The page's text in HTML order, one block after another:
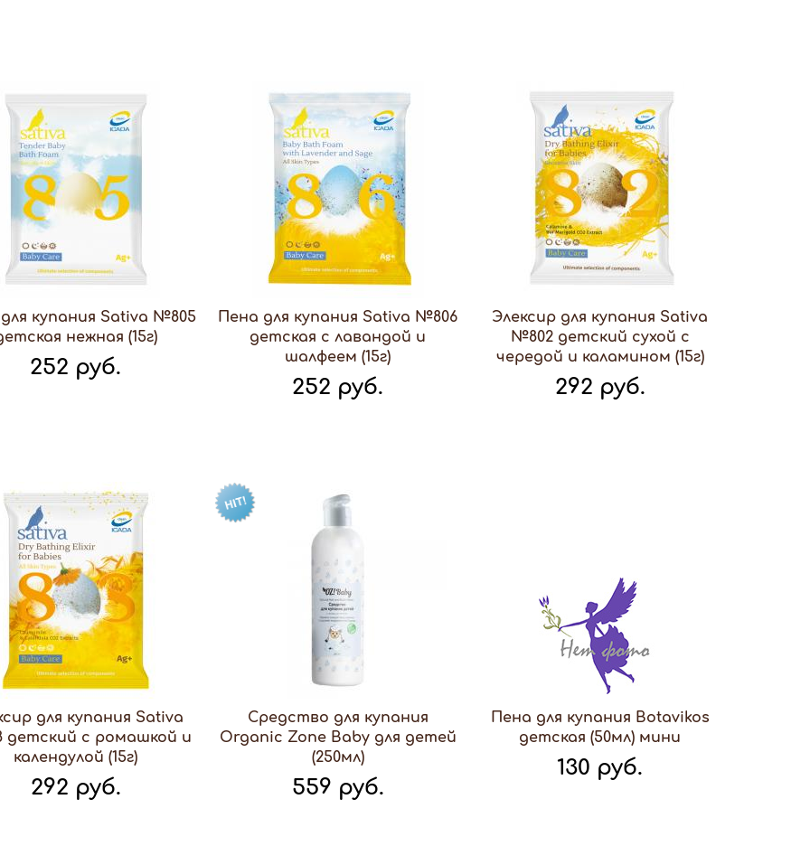
купания Sativa №805
нежная (15г)
252 руб.
Пена для купания Sativa №806
детская с лавандой и
шалфеем (15г)
252 руб.
Элексир для купания Sativa
№802 детский сухой с
чередой и каламином (15г)
292 руб.
для купания Sativa
детский с ромашкой и
календулой (15г)
292 руб.
Средство для купания
Organic Zone Baby для детей
(250мл)
559 руб.
Пена для купания Botavikos
детская (50мл) мини
130 руб.